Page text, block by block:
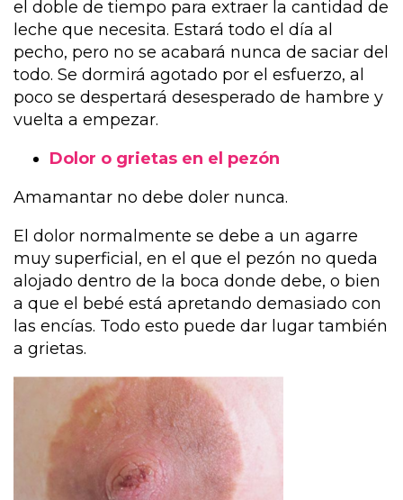
el doble de tiempo para extraer la cantidad de
leche que necesita. Estará todo el día al
pecho, pero no se acabará nunca de saciar del
todo. Se dormirá agotado por el esfuerzo, al
poco se despertará desesperado de hambre y
vuelta a empezar.
Dolor o grietas en el pezón
Amamantar no debe doler nunca.
El dolor normalmente se debe a un agarre
muy superficial, en el que el pezón no queda
alojado dentro de la boca donde debe, o bien
a que el bebé está apretando demasiado con
las encías. Todo esto puede dar lugar también
a grietas.